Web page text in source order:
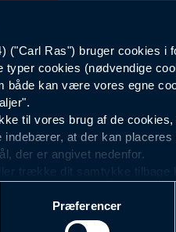
("Carl Ras") bruger cookies
typer cookies (nødvendige
både kan være vores egne
til vores brug af de
indebærer, at der kan
der er angivet nedenfor.
trække dit samtykke tilbage
med det formål at
Præferencer